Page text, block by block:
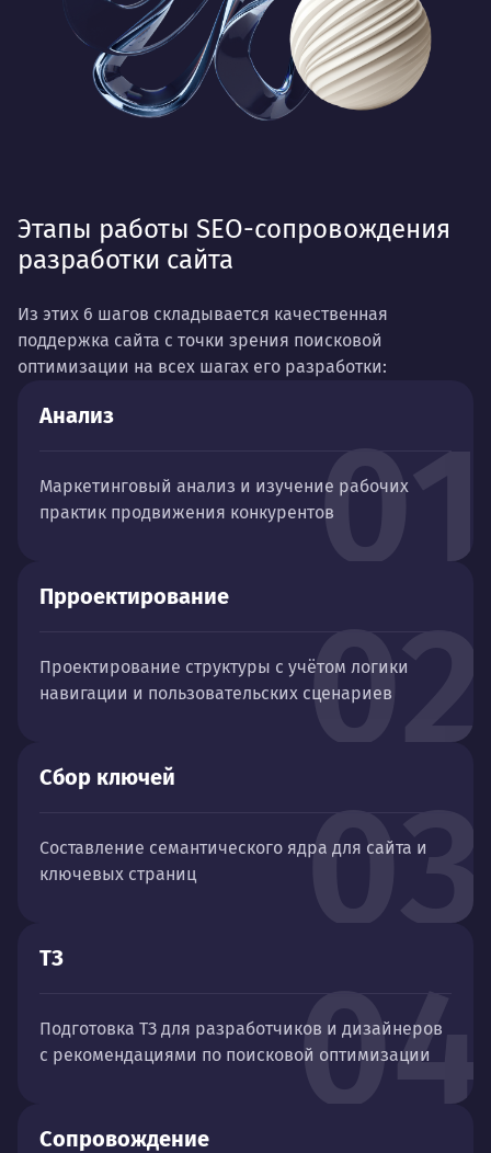
Этапы работы SEO-сопровождения
разработки сайта
Из этих 6 шагов складывается качественная
поддержка сайта с точки зрения поисковой
оптимизации на всех шагах его разработки:
01
Анализ
Маркетинговый анализ и изучение рабочих
практик продвижения конкурентов
02
Прроектирование
Проектирование структуры с учётом логики
навигации и пользовательских сценариев
03
Сбор ключей
Составление семантического ядра для сайта и
ключевых страниц
04
ТЗ
Подготовка ТЗ для разработчиков и дизайнеров
с рекомендациями по поисковой оптимизации
Сопровождение